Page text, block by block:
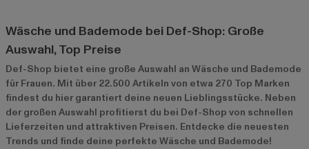
Wäsche und Bademode bei Def-Shop: Große
Auswahl, Top Preise
Def-Shop bietet eine große Auswahl an Wäsche und Bademode
für Frauen. Mit über 22.500 Artikeln von etwa 270 Top Marken
findest du hier garantiert deine neuen Lieblingsstücke. Neben
der großen Auswahl profitierst du bei Def-Shop von schnellen
Lieferzeiten und attraktiven Preisen. Entdecke die neuesten
Trends und finde deine perfekte Wäsche und Bademode!